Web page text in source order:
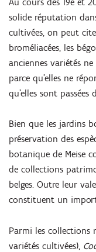
solide réputation
cultivées, on peut
broméliacées, les
anciennes variétés
parce qu'elles ne
qu'elles sont passées
Bien que les jardins
préservation des
botanique de Meise
de collections
belges. Outre leur
constituent un
Parmi les collections
variétés cultivées),